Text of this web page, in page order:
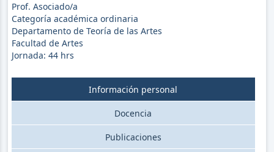
Prof. Asociado/a
Categoría académica ordinaria
Departamento de Teoría de las Artes
Facultad de Artes
Jornada: 44hrs
Información personal
Docencia
Publicaciones